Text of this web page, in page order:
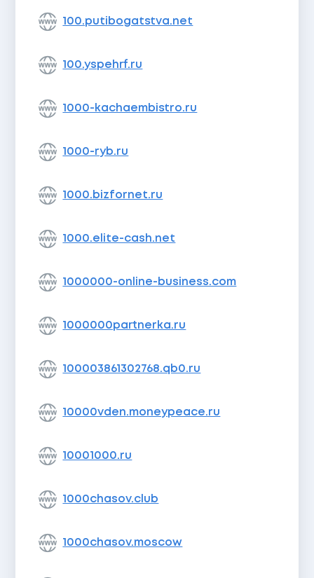
100.putibogatstva.net
100.yspehrf.ru
1000-kachaembistro.ru
1000-ryb.ru
1000.bizfornet.ru
1000.elite-cash.net
1000000-online-business.com
1000000partnerka.ru
100003861302768.qb0.ru
10000vden.moneypeace.ru
10001000.ru
1000chasov.club
1000chasov.moscow